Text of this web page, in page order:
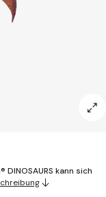
kann sich